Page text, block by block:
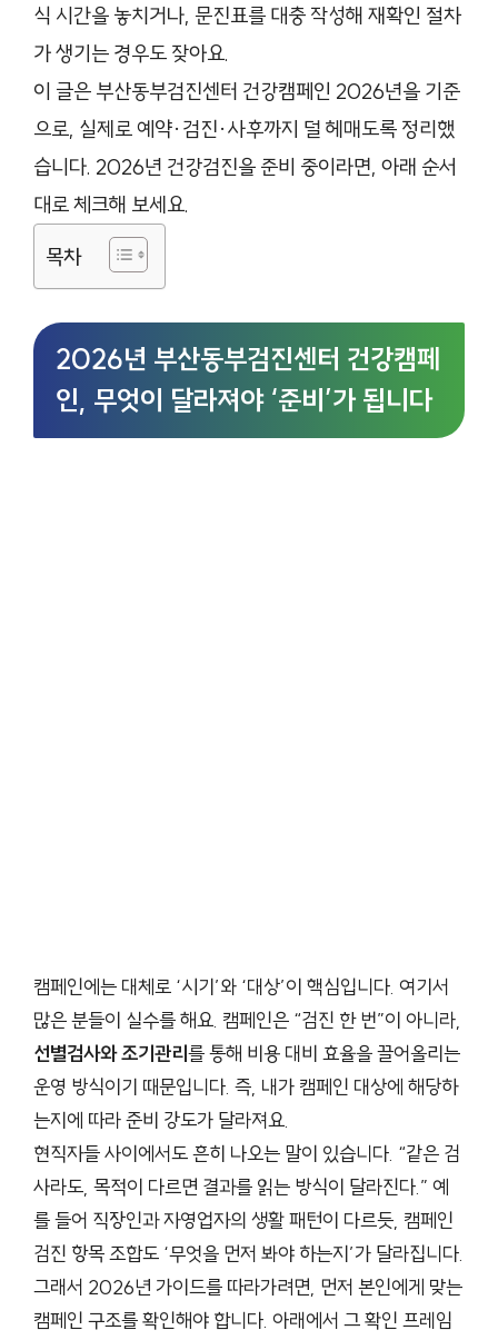
식 시간을 놓치거나, 문진표를 대충 작성해 재확인 절차
가 생기는 경우도 잦아요.
이 글은 부산동부검진센터 건강캠페인 2026년을 기준
으로, 실제로 예약·검진·사후까지 덜 헤매도록 정리했
습니다. 2026년 건강검진을 준비 중이라면, 아래 순서
대로 체크해 보세요.
목차
2026년 부산동부검진센터 건강캠페
인, 무엇이 달라져야 ‘준비’가 됩니다
캠페인에는 대체로 ‘시기’와 ‘대상’이 핵심입니다. 여기서
많은 분들이 실수를 해요. 캠페인은 “검진 한 번”이 아니라,
선별검사와 조기관리를 통해 비용 대비 효율을 끌어올리는
운영 방식이기 때문입니다. 즉, 내가 캠페인 대상에 해당하
는지에 따라 준비 강도가 달라져요.
현직자들 사이에서도 흔히 나오는 말이 있습니다. “같은 검
사라도, 목적이 다르면 결과를 읽는 방식이 달라진다.” 예
를 들어 직장인과 자영업자의 생활 패턴이 다르듯, 캠페인
검진 항목 조합도 ‘무엇을 먼저 봐야 하는지’가 달라집니다.
그래서 2026년 가이드를 따라가려면, 먼저 본인에게 맞는
캠페인 구조를 확인해야 합니다. 아래에서 그 확인 프레임